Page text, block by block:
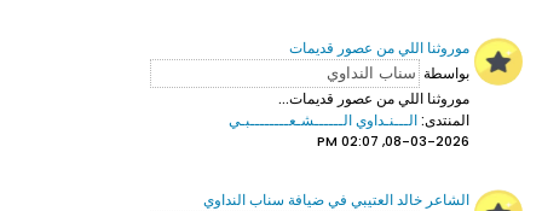
موروثنا اللي من عصور قديمات
بواسطة
موروثنا اللي من عصور قديمات...
المنتدى:الـــنـداوي الــــــشـعــــــــبـي
08-03-2026, 02:07 PM
الشاعر خالد العتيبي في ضيافة سناب النداوي